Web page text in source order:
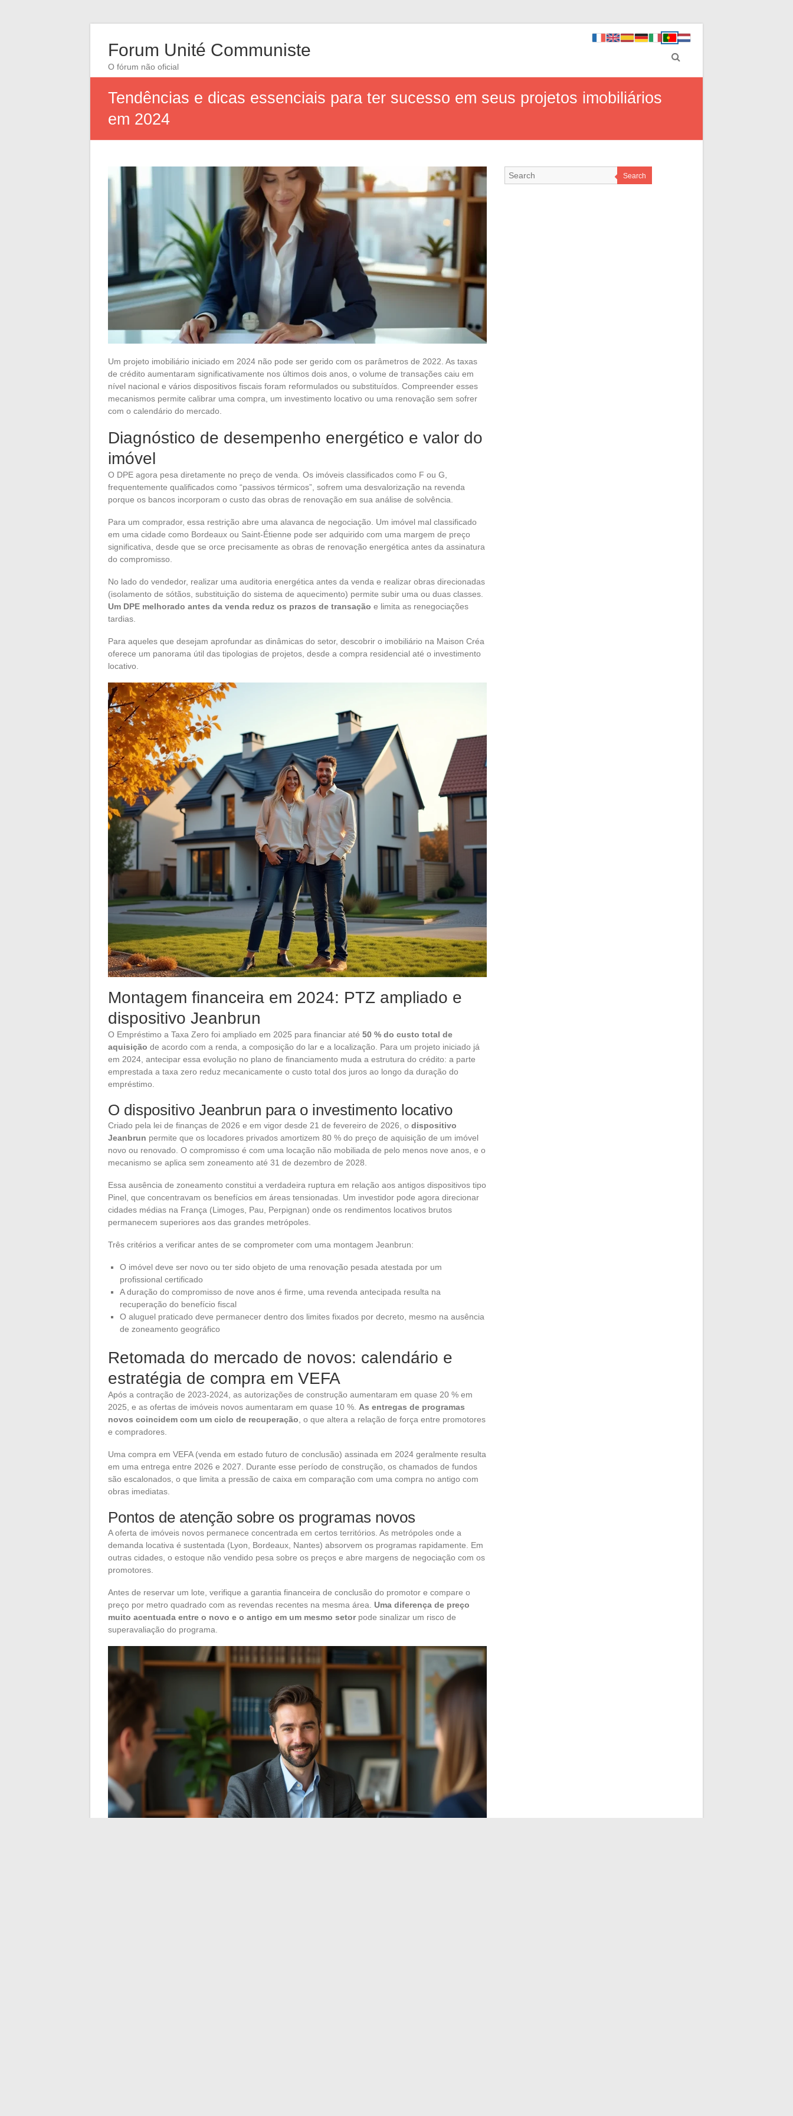
Forum Unité Communiste
O fórum não oficial
Tendências e dicas essenciais para ter sucesso em seus projetos imobiliários
em 2024
Um projeto imobiliário iniciado em 2024 não pode ser gerido com os parâmetros de 2022. As taxas
de crédito aumentaram significativamente nos últimos dois anos, o volume de transações caiu em
nível nacional e vários dispositivos fiscais foram reformulados ou substituídos. Compreender esses
mecanismos permite calibrar uma compra, um investimento locativo ou uma renovação sem sofrer
com o calendário do mercado.
Diagnóstico de desempenho energético e valor do
imóvel
O DPE agora pesa diretamente no preço de venda. Os imóveis classificados como F ou G,
frequentemente qualificados como “passivos térmicos”, sofrem uma desvalorização na revenda
porque os bancos incorporam o custo das obras de renovação em sua análise de solvência.
Para um comprador, essa restrição abre uma alavanca de negociação. Um imóvel mal classificado
em uma cidade como Bordeaux ou Saint-Étienne pode ser adquirido com uma margem de preço
significativa, desde que se orce precisamente as obras de renovação energética antes da assinatura
do compromisso.
No lado do vendedor, realizar uma auditoria energética antes da venda e realizar obras direcionadas
(isolamento de sótãos, substituição do sistema de aquecimento) permite subir uma ou duas classes.
Um DPE melhorado antes da venda reduz os prazos de transação e limita as renegociações
tardias.
Para aqueles que desejam aprofundar as dinâmicas do setor, descobrir o imobiliário na Maison Créa
oferece um panorama útil das tipologias de projetos, desde a compra residencial até o investimento
locativo.
Montagem financeira em 2024: PTZ ampliado e
dispositivo Jeanbrun
O Empréstimo a Taxa Zero foi ampliado em 2025 para financiar até 50 % do custo total de
aquisição de acordo com a renda, a composição do lar e a localização. Para um projeto iniciado já
em 2024, antecipar essa evolução no plano de financiamento muda a estrutura do crédito: a parte
emprestada a taxa zero reduz mecanicamente o custo total dos juros ao longo da duração do
empréstimo.
O dispositivo Jeanbrun para o investimento locativo
Criado pela lei de finanças de 2026 e em vigor desde 21 de fevereiro de 2026, o dispositivo
Jeanbrun permite que os locadores privados amortizem 80 % do preço de aquisição de um imóvel
novo ou renovado. O compromisso é com uma locação não mobiliada de pelo menos nove anos, e o
mecanismo se aplica sem zoneamento até 31 de dezembro de 2028.
Essa ausência de zoneamento constitui a verdadeira ruptura em relação aos antigos dispositivos tipo
Pinel, que concentravam os benefícios em áreas tensionadas. Um investidor pode agora direcionar
cidades médias na França (Limoges, Pau, Perpignan) onde os rendimentos locativos brutos
permanecem superiores aos das grandes metrópoles.
Três critérios a verificar antes de se comprometer com uma montagem Jeanbrun:
O imóvel deve ser novo ou ter sido objeto de uma renovação pesada atestada por um
profissional certificado
A duração do compromisso de nove anos é firme, uma revenda antecipada resulta na
recuperação do benefício fiscal
O aluguel praticado deve permanecer dentro dos limites fixados por decreto, mesmo na ausência
de zoneamento geográfico
Retomada do mercado de novos: calendário e
estratégia de compra em VEFA
Após a contração de 2023-2024, as autorizações de construção aumentaram em quase 20 % em
2025, e as ofertas de imóveis novos aumentaram em quase 10 %. As entregas de programas
novos coincidem com um ciclo de recuperação, o que altera a relação de força entre promotores
e compradores.
Uma compra em VEFA (venda em estado futuro de conclusão) assinada em 2024 geralmente resulta
em uma entrega entre 2026 e 2027. Durante esse período de construção, os chamados de fundos
são escalonados, o que limita a pressão de caixa em comparação com uma compra no antigo com
obras imediatas.
Pontos de atenção sobre os programas novos
A oferta de imóveis novos permanece concentrada em certos territórios. As metrópoles onde a
demanda locativa é sustentada (Lyon, Bordeaux, Nantes) absorvem os programas rapidamente. Em
outras cidades, o estoque não vendido pesa sobre os preços e abre margens de negociação com os
promotores.
Antes de reservar um lote, verifique a garantia financeira de conclusão do promotor e compare o
preço por metro quadrado com as revendas recentes na mesma área. Uma diferença de preço
muito acentuada entre o novo e o antigo em um mesmo setorpode sinalizar um risco de
superavaliação do programa.
Search